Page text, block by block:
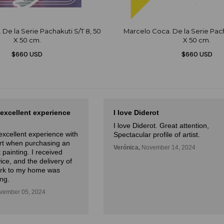
la Serie Pachakuti S/T 8, 50
X 50 cm.
$660 USD
Marcelo Coca. De la Serie
X 50 cm.
$660 USD
experience
experience with
when purchasing an
painting. I received
and the delivery of
to my home was
05, 2024
I love Diderot
I love Diderot. Great attention,
Spectacular profile of artist.
Verónica, November 14, 2024